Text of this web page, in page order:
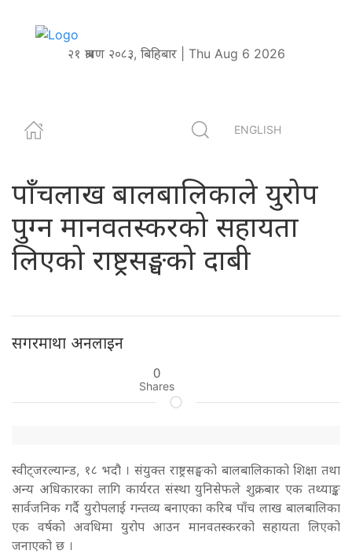
२१ श्रावण २०८३, बिहिबार | Thu Aug 6 2026
ENGLISH
पाँचलाख बालबालिकाले युरोप
पुग्न मानवतस्करको सहायता
लिएको राष्ट्रसङ्घको दाबी
सगरमाथा अनलाइन
0
Shares
स्वीट्जरल्यान्ड, १८ भदौ । संयुक्त राष्ट्रसङ्घको बालबालिकाको शिक्षा तथा
अन्य अधिकारका लागि कार्यरत संस्था युनिसेफले शुक्रबार एक तथ्याङ्क
सार्वजनिक गर्दै युरोपलाई गन्तव्य बनाएका करिब पाँच लाख बालबालिका
एक वर्षको अवधिमा युरोप आउन मानवतस्करको सहायता लिएको
जनाएको छ ।